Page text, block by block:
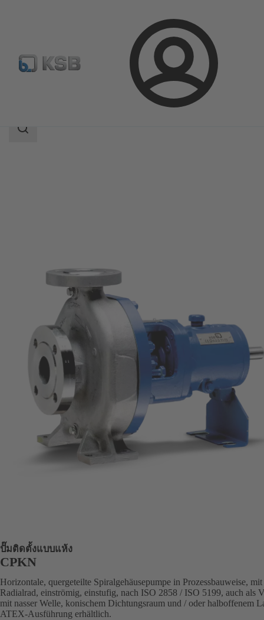
ล็อกอิน
แค็ตตาล็อกผลิตภัณฑ์ CPKN
ขอบเขต
ปั๊มติดตั้งแบบแห้ง
CPKN
Horizontale, quergeteilte Spiralgehäusepumpe in Prozessbauweise, mit
Radialrad, einströmig, einstufig, nach ISO 2858 / ISO 5199, auch als
mit nasser Welle, konischem Dichtungsraum und / oder halboffenem
ATEX-Ausführung erhältlich.